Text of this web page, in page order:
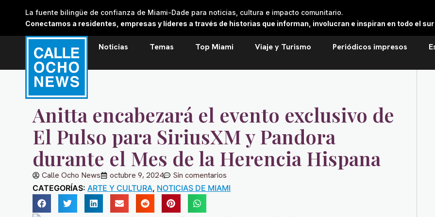
La fuente bilingüe de confianza de Miami-Dade para noticias, cultura e impacto comunitario.
Conectamos a residentes, empresas y líderes a través de historias que informan, involucran e inspiran en todo el sur
Noticias Temas Top Miami Viaje y Turismo Periódicos impresos
Anitta encabezará el evento exclusivo de
El Pulso para SiriusXM y Pandora
durante el Mes de la Herencia Hispana
Calle Ocho News octubre 9, 2024 Sin comentarios
CATEGORÍAS: ARTE Y CULTURA, NOTICIAS DE MIAMI